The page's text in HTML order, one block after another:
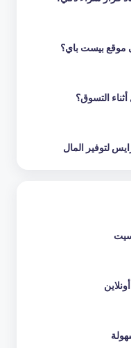
موقع بيست باي؟
التسوق؟
لتوفير المال